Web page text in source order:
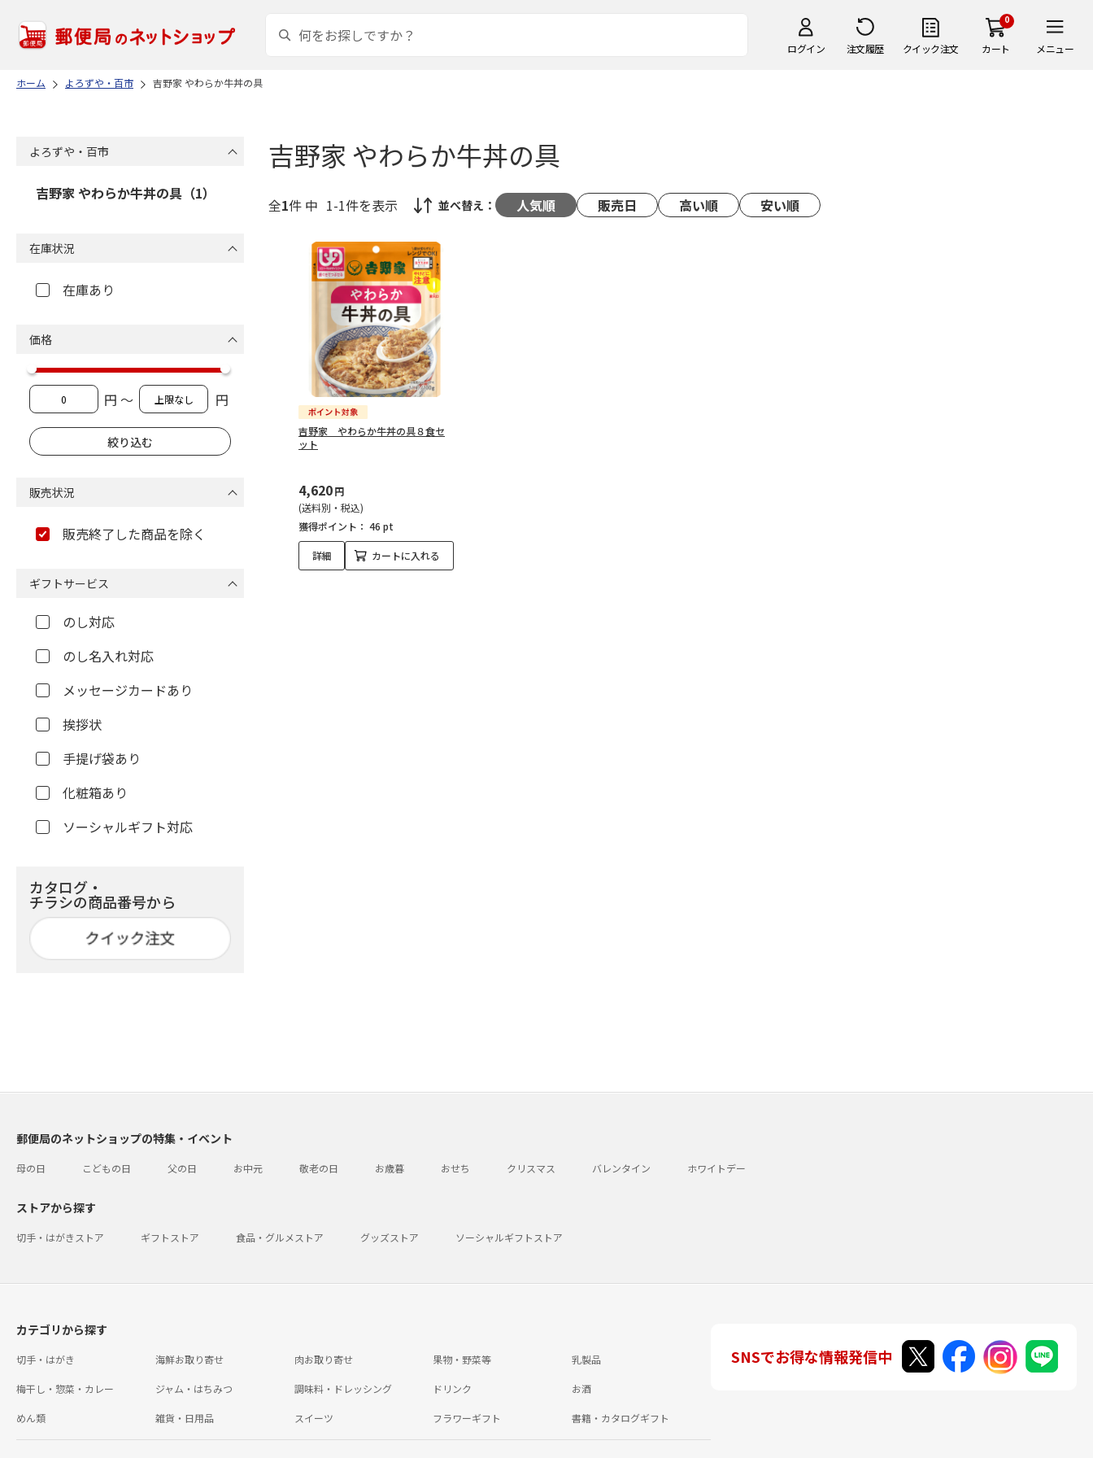
ログイン 注文履歴 クイック注文
0
カート メニュー
ホーム よろずや・百市 吉野家 やわらか牛丼の具
吉野家 やわらか牛丼の具
全1件 中 1-1件を表示 並べ替え： 人気順 販売日 高い順 安い順
吉野家 やわらか牛丼の具８食セ
ット
4,620円
(送料別・税込)
獲得ポイント： 46 pt
詳細 カートに入れる
よろずや・百市
吉野家 やわらか牛丼の具（1）
在庫状況
在庫あり
価格
円 ～ 円
販売状況
販売終了した商品を除く
ギフトサービス
のし対応
のし名入れ対応
メッセージカードあり
挨拶状
手提げ袋あり
化粧箱あり
ソーシャルギフト対応
カタログ・
チラシの商品番号から
郵便局のネットショップの特集・イベント
母の日 こどもの日 父の日 お中元 敬老の日 お歳暮 おせち クリスマス バレンタイン ホワイトデー
ストアから探す
切手・はがきストア ギフトストア 食品・グルメストア グッズストア ソーシャルギフトストア
カテゴリから探す
切手・はがき 海鮮お取り寄せ 肉お取り寄せ 果物・野菜等 乳製品
梅干し・惣菜・カレー ジャム・はちみつ 調味料・ドレッシング ドリンク お酒
めん類 雑貨・日用品 スイーツ フラワーギフト 書籍・カタログギフト
SNSでお得な情報発信中